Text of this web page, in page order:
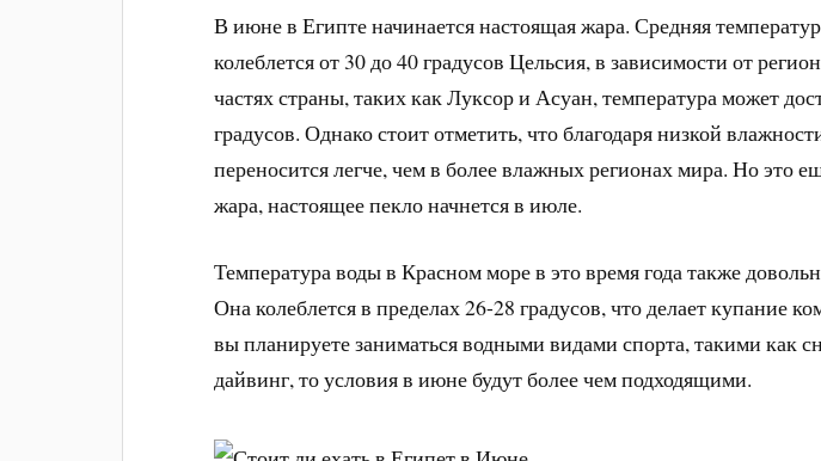
В июне в Египте начинается настоящая жара. Средняя
колеблется от 30 до 40 градусов Цельсия, в зависимости от
частях страны, таких как Луксор и Асуан, температура может
градусов. Однако стоит отметить, что благодаря низкой
переносится легче, чем в более влажных регионах мира. Но это
жара, настоящее пекло начнется в июле.
Температура воды в Красном море в это время года также
Она колеблется в пределах 26-28 градусов, что делает купание
вы планируете заниматься водными видами спорта, такими как
дайвинг, то условия в июне будут более чем подходящими.